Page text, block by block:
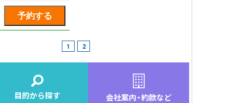
1 2
目的から探す 会社案内・約款など